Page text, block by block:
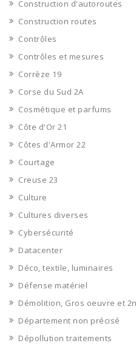
Construction d'autoroutes
Construction routes
Contrôles
Contrôles et mesures
Corrèze 19
Corse du Sud 2A
Cosmétique et parfums
Côte d'Or 21
Côtes d'Armor 22
Courtage
Creuse 23
Culture
Cultures diverses
Cybersécurité
Datacenter
Déco, textile, luminaires
Défense matériel
Démolition, Gros oeuvre et
Département non précisé
Dépollution traitements